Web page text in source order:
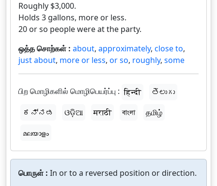
Roughly $3,000.
Holds 3 gallons, more or less.
20 or so people were at the party.
ஒத்த சொற்கள் : about, approximately, close to,
just about, more or less, or so, roughly, some
பிற மொழிகளில் மொழிபெயர்ப்பு : हिन्दी
తెలుగు
ಕನ್ನಡ
ଓଡ଼ିଆ मराठी বাংলা
தமிழ்
മലയാളം
பொருள் : In or to a reversed position or direction.